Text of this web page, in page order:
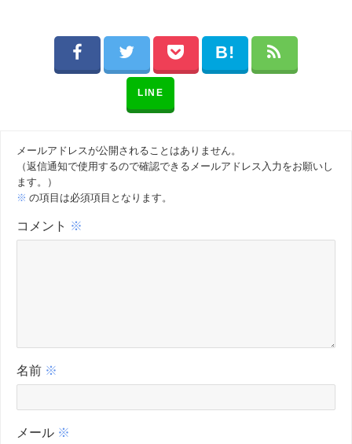
LINE
メールアドレスが公開されることはありません。
（返信通知で使用するので確認できるメールアドレス入力をお願いし
ます。）
※ の項目は必須項目となります。
コメント ※
名前 ※
メール ※